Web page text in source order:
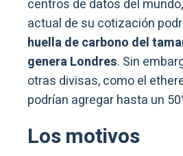
centros de datos del mundo
actual de su cotización
huella de carbono del
genera Londres. Sin
otras divisas, como el
podrían agregar hasta un
Los motivos